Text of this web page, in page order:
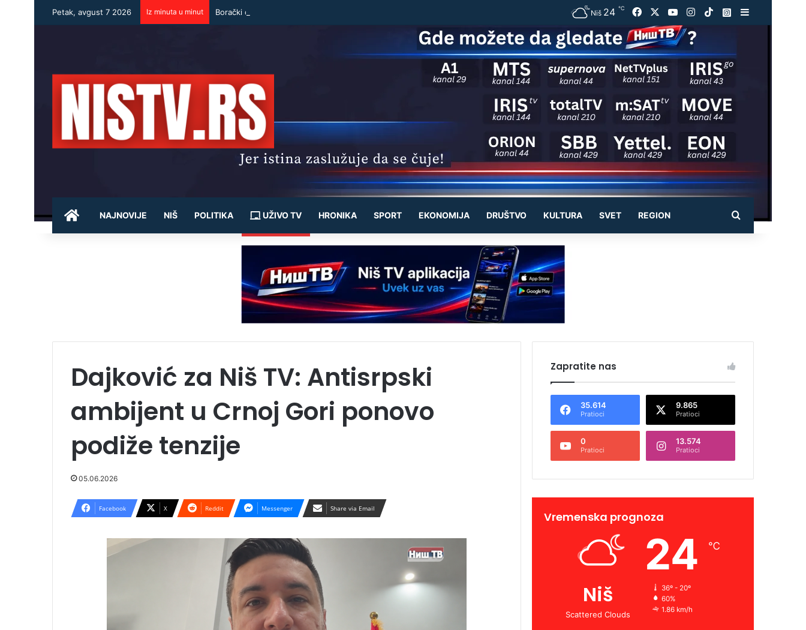
Petak, avgust 7 2026 Iz minuta u minut Borački dodatak u Nišu prima 214 ljudi: Mesečno od 18.000 do 32.000 dinara Niš 24 ℃ Facebook YouTubeInstagram
TikTokInstagram
POČETNA
NAJNOVIJE NIŠ POLITIKA UŽIVO TV HRONIKA SPORT EKONOMIJA DRUŠTVO KULTURA SVET REGION Pretraži
Dajković za Niš TV: Antisrpski
ambijent u Crnoj Gori ponovo
podiže tenzije
05.06.2026
Facebook X Reddit Messenger Share via Email
Zapratite nas
35.614
Pratioci
9.865
Pratioci
0
Pratioci
13.574
Pratioci
Vremenska prognoza
Niš
Scattered Clouds
24 ℃
36º - 20º
60%
1.86 km/h